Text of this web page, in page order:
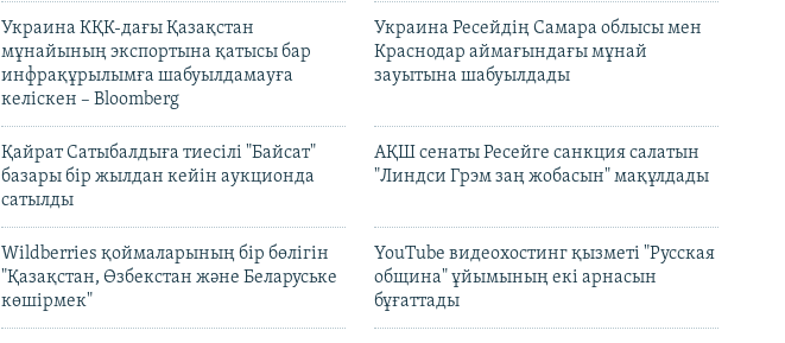
Украина КҚК-дағы Қазақстан
мұнайының экспортына қатысы бар
инфрақұрылымға шабуылдамауға
келіскен – Bloomberg
Украина Ресейдің Самара облысы мен
Краснодар аймағындағы мұнай
зауытына шабуылдады
Қайрат Сатыбалдыға тиесілі "Байсат"
базары бір жылдан кейін аукционда
сатылды
АҚШ сенаты Ресейге санкция салатын
"Линдси Грэм заң жобасын" мақұлдады
Wildberries қоймаларының бір бөлігін
"Қазақстан, Өзбекстан және Беларуське
көшірмек"
YouTube видеохостинг қызметі "Русская
община" ұйымының екі арнасын
бұғаттады